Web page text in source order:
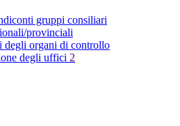
gruppi consiliari
provinciali
degli organi di controllo
degli uffici 2